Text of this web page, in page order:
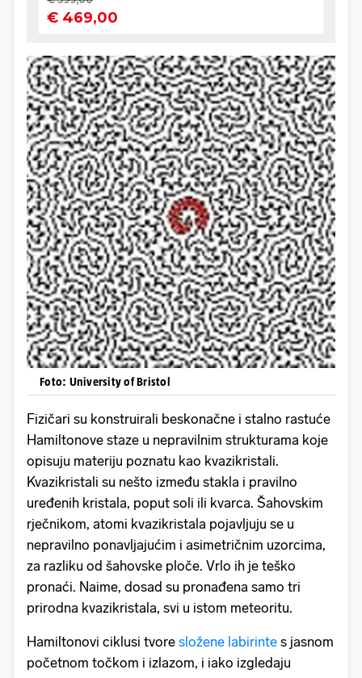
Foto: University of Bristol
Fizičari su konstruirali beskonačne i stalno rastuće
Hamiltonove staze u nepravilnim strukturama koje
opisuju materiju poznatu kao kvazikristali.
Kvazikristali su nešto između stakla i pravilno
uređenih kristala, poput soli ili kvarca. Šahovskim
rječnikom, atomi kvazikristala pojavljuju se u
nepravilno ponavljajućim i asimetričnim uzorcima,
za razliku od šahovske ploče. Vrlo ih je teško
pronaći. Naime, dosad su pronađena samo tri
prirodna kvazikristala, svi u istom meteoritu.
Hamiltonovi ciklusi tvore složene labirinte s jasnom
početnom točkom i izlazom, i iako izgledaju